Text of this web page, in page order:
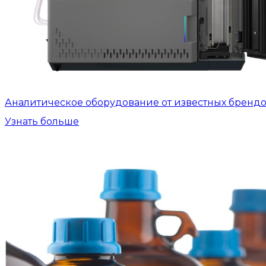
Аналитическое оборудование от известных
Узнать больше